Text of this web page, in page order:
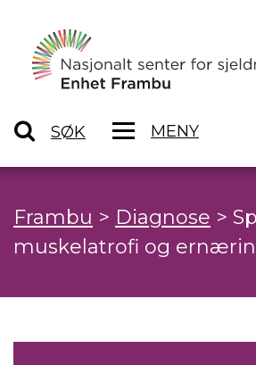
SØK MENY
Frambu > Diagnose >
muskelatrofi og